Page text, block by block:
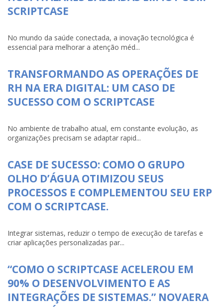
SCRIPTCASE
No mundo da saúde conectada, a inovação tecnológica é
essencial para melhorar a atenção méd...
TRANSFORMANDO AS OPERAÇÕES DE
RH NA ERA DIGITAL: UM CASO DE
SUCESSO COM O SCRIPTCASE
No ambiente de trabalho atual, em constante evolução, as
organizações precisam se adaptar rapid...
CASE DE SUCESSO: COMO O GRUPO
OLHO D’ÁGUA OTIMIZOU SEUS
PROCESSOS E COMPLEMENTOU SEU ERP
COM O SCRIPTCASE.
Integrar sistemas, reduzir o tempo de execução de tarefas e
criar aplicações personalizadas par...
“COMO O SCRIPTCASE ACELEROU EM
90% O DESENVOLVIMENTO E AS
INTEGRAÇÕES DE SISTEMAS.” NOVAERA